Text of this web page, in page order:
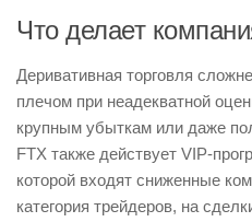
Что делает
Деривативная торговля
плечом при неадекватной
крупным убыткам или даже
FTX также действует VIP-
которой входят сниженные
категория трейдеров, на